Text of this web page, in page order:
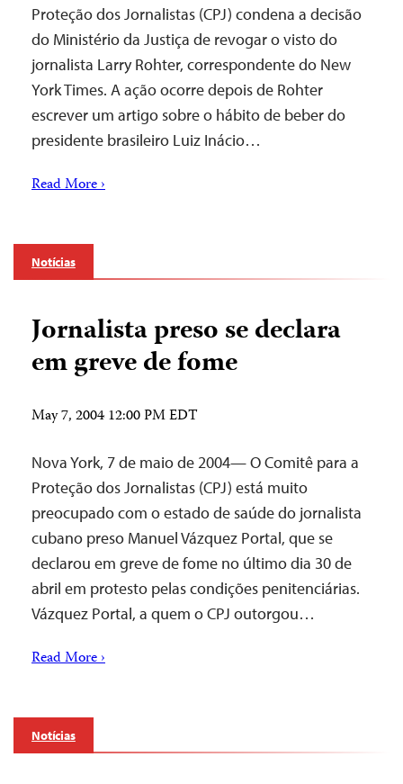
Proteção dos Jornalistas (CPJ) condena a decisão
do Ministério da Justiça de revogar o visto do
jornalista Larry Rohter, correspondente do New
York Times. A ação ocorre depois de Rohter
escrever um artigo sobre o hábito de beber do
presidente brasileiro Luiz Inácio…
Read More ›
Notícias
Jornalista preso se declara
em greve de fome
May 7, 2004 12:00 PM EDT
Nova York, 7 de maio de 2004— O Comitê para a
Proteção dos Jornalistas (CPJ) está muito
preocupado com o estado de saúde do jornalista
cubano preso Manuel Vázquez Portal, que se
declarou em greve de fome no último dia 30 de
abril em protesto pelas condições penitenciárias.
Vázquez Portal, a quem o CPJ outorgou…
Read More ›
Notícias